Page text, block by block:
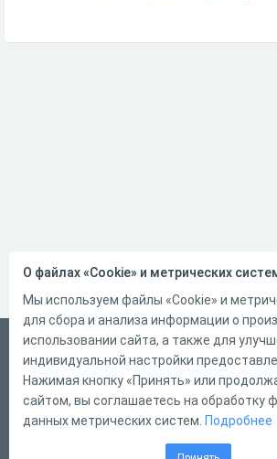
Русский
Справка
Форма обратной связи
О файлах «Cookie» и метрических
Мы используем файлы «Cookie» и
для сбора и анализа информации о
использовании сайта, а также для
индивидуальной настройки
Нажимая кнопку «Принять» или
сайтом, вы соглашаетесь на обработку
данных метрических систем. Подробнее